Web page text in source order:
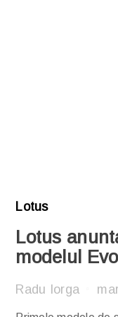
Lotus
Lotus
modelul
Radu Iorga